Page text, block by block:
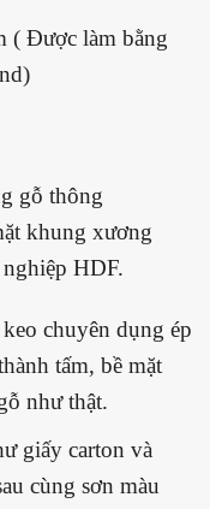
( Được làm bằng
gỗ thông
khung xương
HDF.
chuyên dụng ép
tấm, bề mặt
như thật.
giấy carton và
cùng sơn màu